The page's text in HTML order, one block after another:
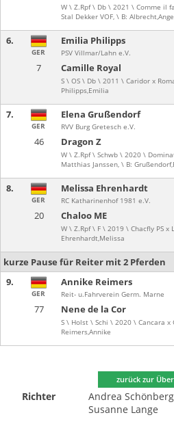
W \ Z.Rpf \ Db \ 2021 \ Comme il
Stal Dekker VOF, \ B:
6.
7 Camille Royal
S \ OS \ Db \ 2011 \ Caridor x
Philipps,Emilia
GER
Emilia Philipps
PSV Villmar/Lahn e.V.
7.
46 Dragon Z
W \ Z.Rpf \ Schwb \ 2020 \
Matthias Janssen, \ B:
GER
Elena Grußendorf
RVV Burg Gretesch e.V.
8.
20 Chaloo ME
W \ Z.Rpf \ F \ 2019 \ Chacfly PS
Ehrenhardt,Melissa
GER
Melissa Ehrenhardt
RC Katharinenhof 1981 e.V.
kurze Pause für Reiter mit 2 Pferden
9.
77 Nene de la Cor
S \ Holst \ Schi \ 2020 \ Cancara
Reimers,Annike
GER
Annike Reimers
Reit- u.Fahrverein Germ. Marne
zurück zur
Richter
Andrea
Susanne Lange